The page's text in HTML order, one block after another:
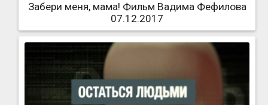
Забери меня, мама! Фильм Вадима Фефилова
07.12.2017